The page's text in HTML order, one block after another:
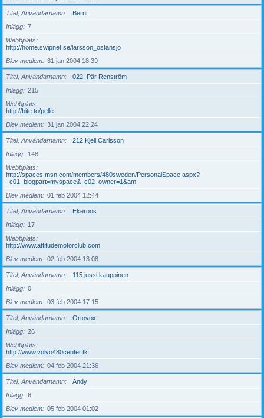
Titel, Användarnamn
Bernt
Inlägg
7
Webbplats
http://home.swipnet.se/larsson_ostansjo
Blev medlem
31 jan 2004 18:39
Titel, Användarnamn
022. Pär Renström
Inlägg
215
Webbplats
http://bite.to/pelle
Blev medlem
31 jan 2004 22:24
Titel, Användarnamn
212 Kjell Carlsson
Inlägg
148
Webbplats
http://spaces.msn.com/members/480sweden/PersonalSpace.aspx?
_c01_blogpart=myspace&_c02_owner=1&am
Blev medlem
01 feb 2004 12:44
Titel, Användarnamn
Ekeroos
Inlägg
17
Webbplats
http://www.attitudemotorclub.com
Blev medlem
02 feb 2004 13:08
Titel, Användarnamn
115 jussi kauppinen
Inlägg
0
Blev medlem
03 feb 2004 17:15
Titel, Användarnamn
Ortovox
Inlägg
26
Webbplats
http://www.volvo480center.tk
Blev medlem
04 feb 2004 21:36
Titel, Användarnamn
Andy
Inlägg
6
Blev medlem
05 feb 2004 01:02